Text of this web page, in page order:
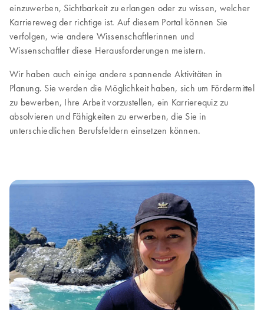
einzuwerben, Sichtbarkeit zu erlangen oder zu wissen, welcher
Karriereweg der richtige ist. Auf diesem Portal können Sie
verfolgen, wie andere Wissenschaftlerinnen und
Wissenschaftler diese Herausforderungen meistern.
Wir haben auch einige andere spannende Aktivitäten in
Planung. Sie werden die Möglichkeit haben, sich um Fördermittel
zu bewerben, Ihre Arbeit vorzustellen, ein Karrierequiz zu
absolvieren und Fähigkeiten zu erwerben, die Sie in
unterschiedlichen Berufsfeldern einsetzen können.